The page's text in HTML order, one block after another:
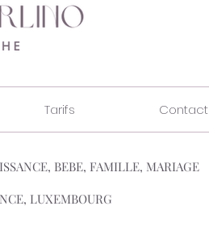
Tarifs Contact
BEBE, FAMILLE, MARIAGE
LUXEMBOURG